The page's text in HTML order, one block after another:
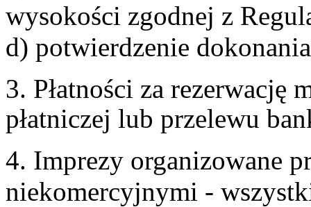
wysokości zgodnej z
d) potwierdzenie
3. Płatności za rezerwację
płatniczej lub przelewu
4. Imprezy organizowane
niekomercyjnymi -